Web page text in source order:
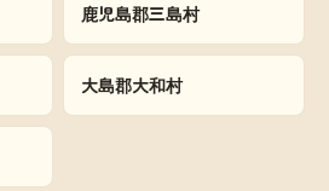
鹿児島郡三島村
大島郡大和村